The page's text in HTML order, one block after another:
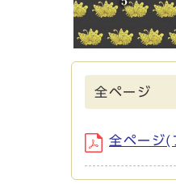
全ページ
全ページ